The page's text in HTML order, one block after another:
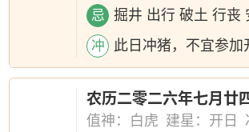
忌 掘井 出行 破土 行丧
冲 此日冲猪，不宜参加
农历二零二六年七月廿
值神：白虎 建星：开日